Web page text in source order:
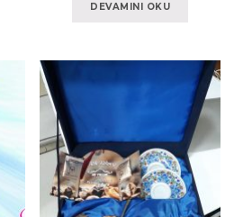
DEVAMINI OKU